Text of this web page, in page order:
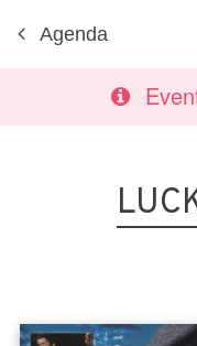
Agenda